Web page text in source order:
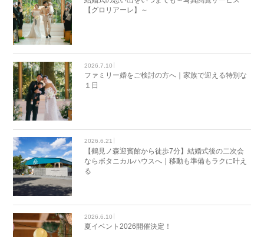
【グロリアーレ】～
2026.7.10
ファミリー婚をご検討の方へ｜家族で迎える特別な
１日
2026.6.21
【鶴見ノ森迎賓館から徒歩7分】結婚式後の二次会
ならボタニカルハウスへ｜移動も準備もラクに叶え
る
2026.6.10
夏イベント2026開催決定！